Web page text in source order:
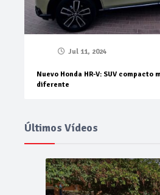
Jul 11, 2024
Nuevo Honda HR-V: SUV compacto
diferente
Últimos Vídeos